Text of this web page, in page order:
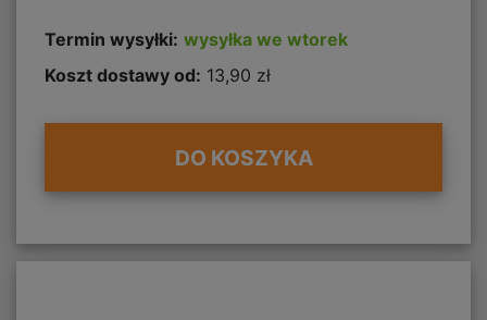
Termin wysyłki: wysyłka we wtorek
Koszt dostawy od: 13,90 zł
DO KOSZYKA